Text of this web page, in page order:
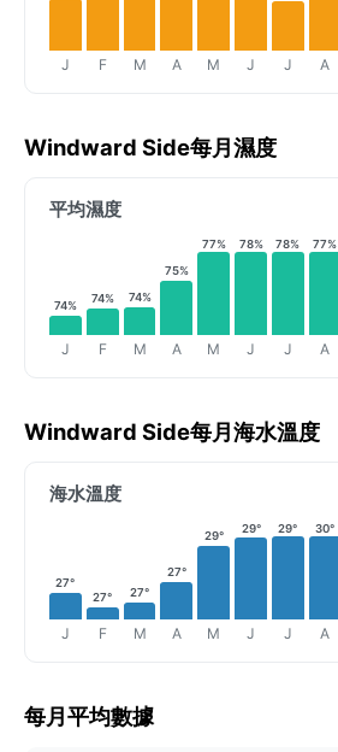
J F M A M J J A
Windward Side每月濕度
平均濕度
74%
J
74%
F
74%
M
75%
A
77%
M
78%
J
78%
J
77%
A
Windward Side每月海水溫度
海水溫度
27°
J
27°
F
27°
M
27°
A
29°
M
29°
J
29°
J
30°
A
每月平均數據